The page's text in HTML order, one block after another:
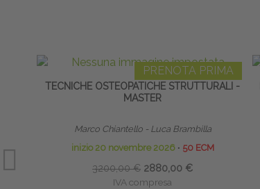
PRENOTA PRIMA
TECNICHE OSTEOPATICHE STRUTTURALI -
MASTER
Marco Chiantello - Luca Brambilla
inizio 20 novembre 2026 ∙ 50 ECM
3200,00 € 2880,00 €
IVA compresa